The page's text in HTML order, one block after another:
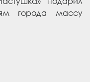
города массу